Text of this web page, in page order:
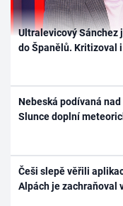
Ultralevicový Sánchez
do Španělů. Kritizoval
Nebeská podívaná
Slunce doplní
Češi slepě věřili
Alpách je zachraňoval